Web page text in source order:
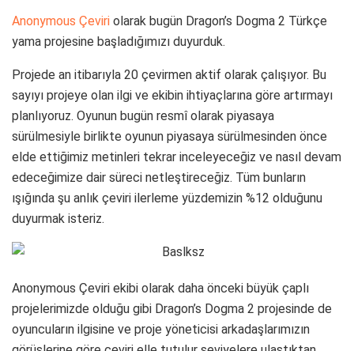
Anonymous Çeviri olarak bugün Dragon’s Dogma 2 Türkçe
yama projesine başladığımızı duyurduk.
Projede an itibarıyla 20 çevirmen aktif olarak çalışıyor. Bu
sayıyı projeye olan ilgi ve ekibin ihtiyaçlarına göre artırmayı
planlıyoruz. Oyunun bugün resmî olarak piyasaya
sürülmesiyle birlikte oyunun piyasaya sürülmesinden önce
elde ettiğimiz metinleri tekrar inceleyeceğiz ve nasıl devam
edeceğimize dair süreci netleştireceğiz. Tüm bunların
ışığında şu anlık çeviri ilerleme yüzdemizin %12 olduğunu
duyurmak isteriz.
Anonymous Çeviri ekibi olarak daha önceki büyük çaplı
projelerimizde olduğu gibi Dragon’s Dogma 2 projesinde de
oyuncuların ilgisine ve proje yöneticisi arkadaşlarımızın